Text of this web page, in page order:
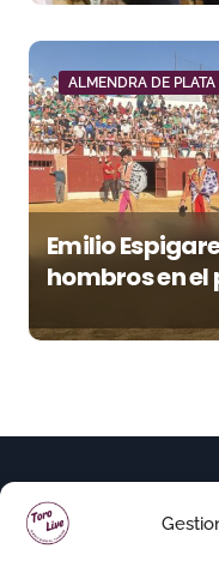
ALMENDRA DE PLATA
Emilio
hombros en
la Feria de Gor